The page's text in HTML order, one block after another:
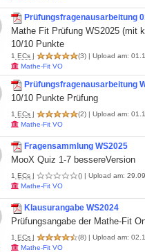
Prüfungsfragenausarbeitung
Mathe Fit Prüfung WS2025 (mit
10/10 Punkte
1 ECs | (3) | Upload am:
Mathe-Fit VO
Prüfungsfragenausarbeitung
10/10 Punkte Prüfung
1 ECs | (2) | Upload am:
Mathe-Fit VO
Fragensammlung WS2025
MooX Quiz 1-7 bessereVersion
1 ECs | () | Upload am:
Mathe-Fit VO
Klausurangabe WS2024
Prüfungsangabe der Mathe-Fit
1 ECs | (8) | Upload am:
Mathe-Fit VO